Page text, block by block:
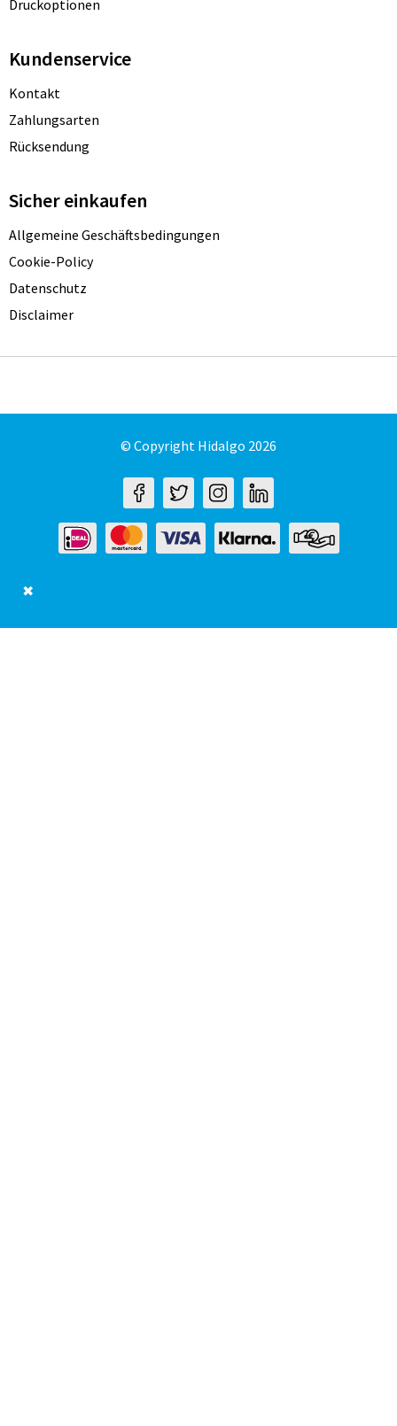
Druckoptionen
Kundenservice
Kontakt
Zahlungsarten
Rücksendung
Sicher einkaufen
Allgemeine Geschäftsbedingungen
Cookie-Policy
Datenschutz
Disclaimer
© Copyright Hidalgo 2026
✖